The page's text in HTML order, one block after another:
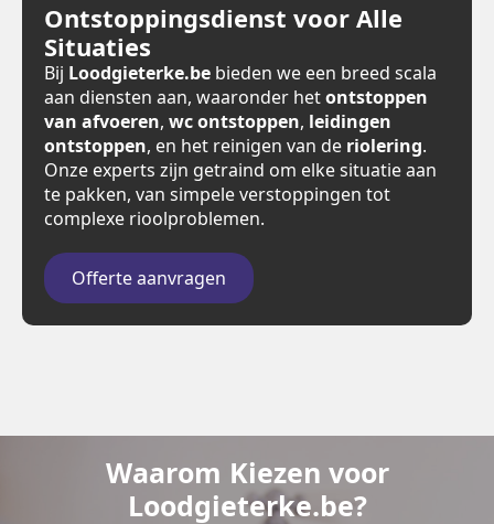
Ontstoppingsdienst voor Alle
Situaties
Bij Loodgieterke.be bieden we een breed scala
aan diensten aan, waaronder hetontstoppen
van afvoeren, wc ontstoppen, leidingen
ontstoppen, en het reinigen van de riolering.
Onze experts zijn getraind om elke situatie aan
te pakken, van simpele verstoppingen tot
complexe rioolproblemen.
Offerte aanvragen
Waarom Kiezen voor
Loodgieterke.be?